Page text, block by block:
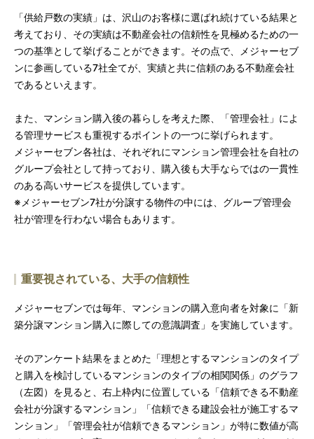
「供給戸数の実績」は、沢山のお客様に選ばれ続けている結果と
考えており、その実績は不動産会社の信頼性を見極めるための一
つの基準として挙げることができます。その点で、メジャーセブ
ンに参画している7社全てが、実績と共に信頼のある不動産会社
であるといえます。
また、マンション購入後の暮らしを考えた際、「管理会社」によ
る管理サービスも重視するポイントの一つに挙げられます。
メジャーセブン各社は、それぞれにマンション管理会社を自社の
グループ会社として持っており、購入後も大手ならではの一貫性
のある高いサービスを提供しています。
※メジャーセブン7社が分譲する物件の中には、グループ管理会
社が管理を行わない場合もあります。
重要視されている、大手の信頼性
メジャーセブンでは毎年、マンションの購入意向者を対象に「新
築分譲マンション購入に際しての意識調査」を実施しています。
そのアンケート結果をまとめた「理想とするマンションのタイプ
と購入を検討しているマンションのタイプの相関関係」のグラフ
（左図）を見ると、右上枠内に位置している「信頼できる不動産
会社が分譲するマンション」「信頼できる建設会社が施工するマ
ンション」「管理会社が信頼できるマンション」が特に数値が高